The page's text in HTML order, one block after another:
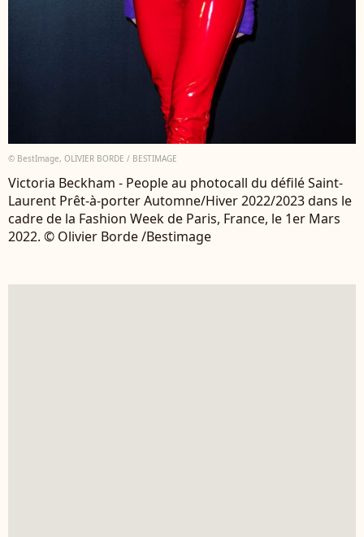
© BestImage, OLIVIER BORDE / BESTIMAGE
Victoria Beckham - People au photocall du défilé Saint-
Laurent Prêt-à-porter Automne/Hiver 2022/2023 dans le
cadre de la Fashion Week de Paris, France, le 1er Mars
2022. © Olivier Borde /Bestimage